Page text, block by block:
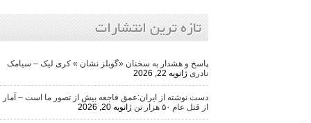
تازه ترین انتشارات
پاسخ و هشدار به سخنان «گوبلز نشان » کری لیک – سیامک
ژانویه 22, 2026
دست نوشته از ایران:عمق فاجعه بیش از تصور ما است – آمار
از قتل عام ۵۰ هزار تن
ژانویه 20, 2026